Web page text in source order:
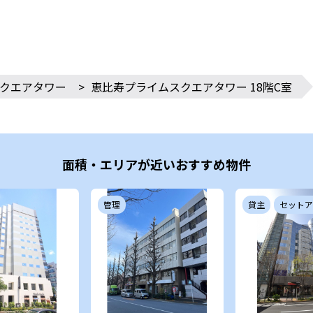
エアタワー > 恵比寿プライムスクエアタワー 18階C室
面積・エリアが近いおすすめ物件
管理 貸主 セット